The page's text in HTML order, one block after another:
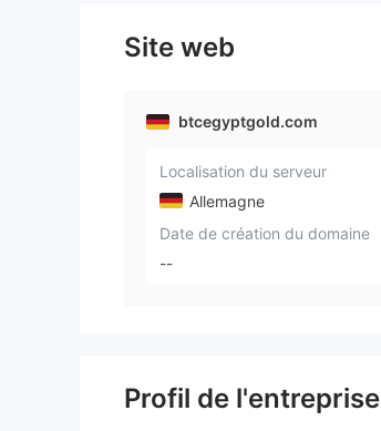
Site web
btcegyptgold.com
Localisation du serveur
Allemagne
Date de création du domaine
--
Profil de l'entreprise